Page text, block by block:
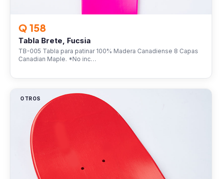
Q 158
Tabla Brete, Fucsia
TB-005 Tabla para patinar 100% Madera Canadiense 8 Capas
Canadian Maple. *No inc…
OTROS